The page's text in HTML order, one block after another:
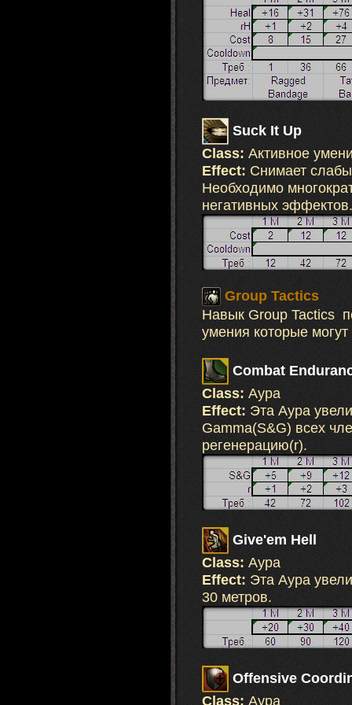
Suck It Up
Class: Активное
Effect: Снимает
Необходимо
негативных эффектов.
Group Tactics
Навык Group Tactics
умения которые
Combat
Class: Аура
Effect: Эта Аура
Gamma(S&G) всех
регенерацию(r).
Give'em Hell
Class: Аура
Effect: Эта Аура
30 метров.
Offensive
Class: Аура